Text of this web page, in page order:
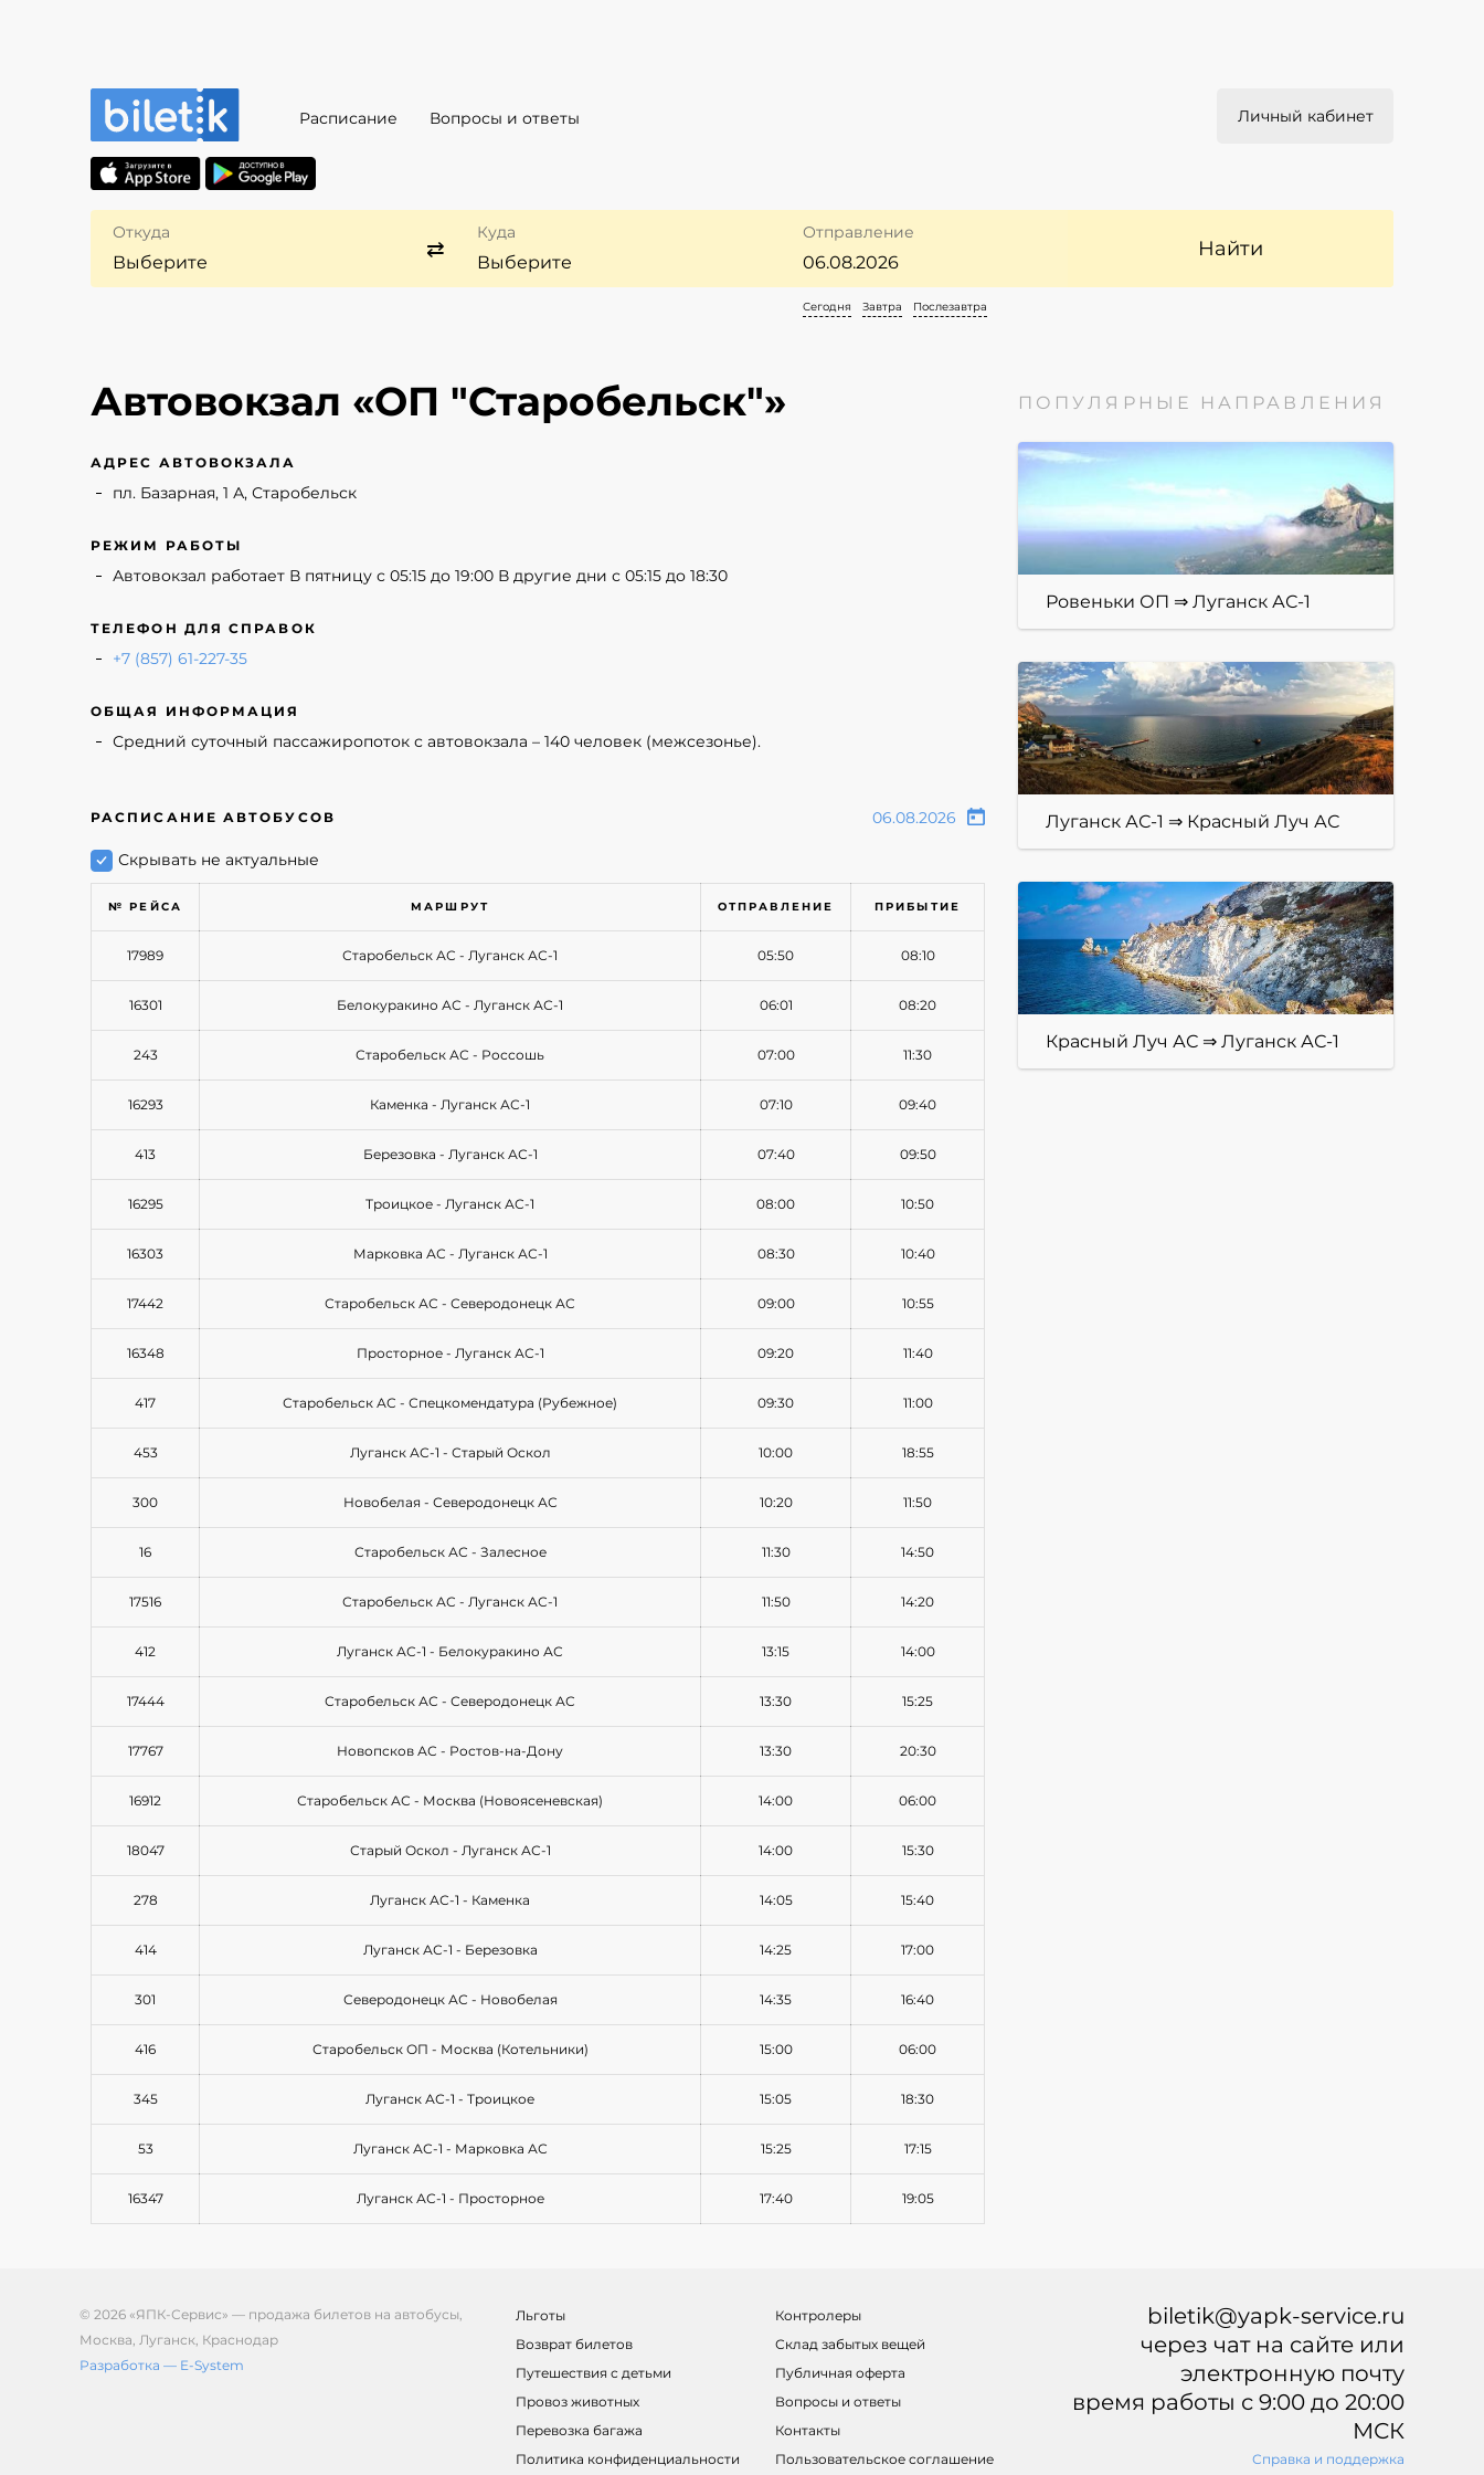
Расписание Вопросы и ответы Личный кабинет
Откуда Куда Отправление
Сегодня Завтра Послезавтра
Найти
Автовокзал «ОП "Старобельск"»
АДРЕС АВТОВОКЗАЛА
пл. Базарная, 1 А, Старобельск
РЕЖИМ РАБОТЫ
Автовокзал работает В пятницу с 05:15 до 19:00 В другие дни с 05:15 до 18:30
ТЕЛЕФОН ДЛЯ СПРАВОК
+7 (857) 61-227-35
ОБЩАЯ ИНФОРМАЦИЯ
Средний суточный пассажиропоток с автовокзала – 140 человек (межсезонье).
РАСПИСАНИЕ АВТОБУСОВ
Скрывать не актуальные
№ РЕЙСА МАРШРУТ ОТПРАВЛЕНИЕ ПРИБЫТИЕ
17989 Старобельск АС - Луганск АС-1 05:50 08:10
16301 Белокуракино АС - Луганск АС-1 06:01 08:20
243 Старобельск АС - Россошь 07:00 11:30
16293 Каменка - Луганск АС-1 07:10 09:40
413 Березовка - Луганск АС-1 07:40 09:50
16295 Троицкое - Луганск АС-1 08:00 10:50
16303 Марковка АС - Луганск АС-1 08:30 10:40
17442 Старобельск АС - Северодонецк АС 09:00 10:55
16348 Просторное - Луганск АС-1 09:20 11:40
417 Старобельск АС - Спецкомендатура (Рубежное) 09:30 11:00
453 Луганск АС-1 - Старый Оскол 10:00 18:55
300 Новобелая - Северодонецк АС 10:20 11:50
16 Старобельск АС - Залесное 11:30 14:50
17516 Старобельск АС - Луганск АС-1 11:50 14:20
412 Луганск АС-1 - Белокуракино АС 13:15 14:00
17444 Старобельск АС - Северодонецк АС 13:30 15:25
17767 Новопсков АС - Ростов-на-Дону 13:30 20:30
16912 Старобельск АС - Москва (Новоясеневская) 14:00 06:00
18047 Старый Оскол - Луганск АС-1 14:00 15:30
278 Луганск АС-1 - Каменка 14:05 15:40
414 Луганск АС-1 - Березовка 14:25 17:00
301 Северодонецк АС - Новобелая 14:35 16:40
416 Старобельск ОП - Москва (Котельники) 15:00 06:00
345 Луганск АС-1 - Троицкое 15:05 18:30
53 Луганск АС-1 - Марковка АС 15:25 17:15
16347 Луганск АС-1 - Просторное 17:40 19:05
ПОПУЛЯРНЫЕ НАПРАВЛЕНИЯ
Ровеньки ОП ⇒ Луганск АС-1
Луганск АС-1 ⇒ Красный Луч АС
Красный Луч АС ⇒ Луганск АС-1
© 2026 «ЯПК-Сервис» — продажа билетов на автобусы,
Москва, Луганск, Краснодар
Разработка — E-System
Льготы
Возврат билетов
Путешествия с детьми
Провоз животных
Перевозка багажа
Политика конфиденциальности
Контролеры
Склад забытых вещей
Публичная оферта
Вопросы и ответы
Контакты
Пользовательское соглашение
biletik@yapk-service.ru
через чат на сайте или
электронную почту
время работы с 9:00 до 20:00
МСК
Справка и поддержка